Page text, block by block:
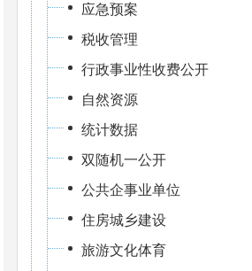
应急预案
税收管理
行政事业性收费公开
自然资源
统计数据
双随机一公开
公共企事业单位
住房城乡建设
旅游文化体育